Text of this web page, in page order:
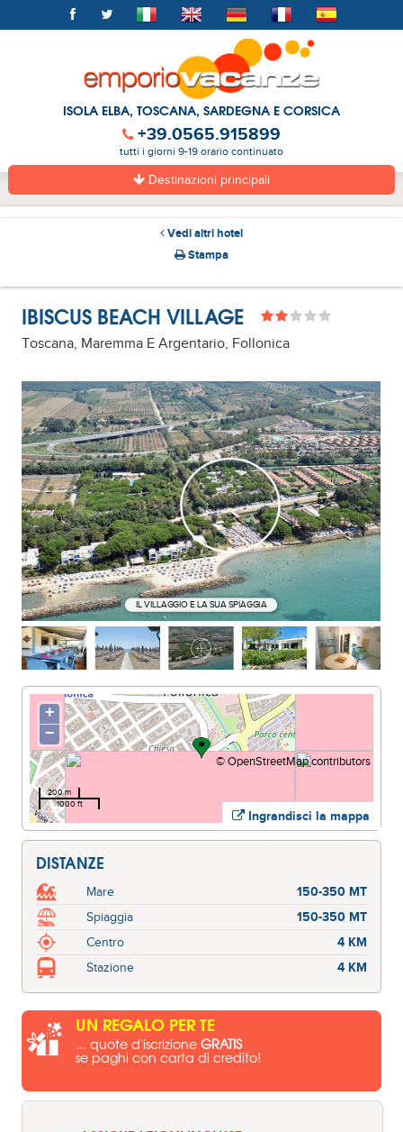
ISOLA ELBA, TOSCANA, SARDEGNA E CORSICA
+39.0565.915899
tutti i giorni 9-19 orario continuato
Destinazioni principali
Vedi altri hotel
Stampa
IBISCUS BEACH VILLAGE
Toscana, Maremma E Argentario, Follonica
IL VILLAGGIO E LA SUA SPIAGGIA
Ingrandisci la mappa
+
−
©OpenStreetMapcontributors
200 m
1000 ft
DISTANZE
Mare
150-350 MT
Spiaggia
150-350 MT
Centro
4 KM
Stazione
4 KM
UN REGALO PER TE
... quote d'iscrizioneGRATIS
se paghi con carta di credito!